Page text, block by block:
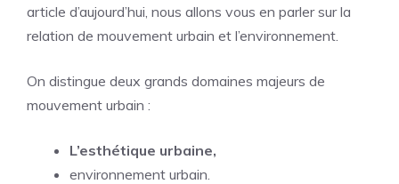
article d’aujourd’hui, nous allons vous en parler sur la
relation de mouvement urbain et l’environnement.
On distingue deux grands domaines majeurs de
mouvement urbain :
L’esthétique urbaine,
environnement urbain.